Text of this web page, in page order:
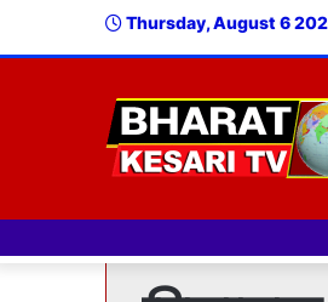
Thursday, August 6